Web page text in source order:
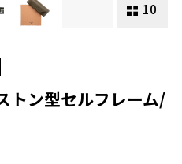
10
トン型セルフレーム/